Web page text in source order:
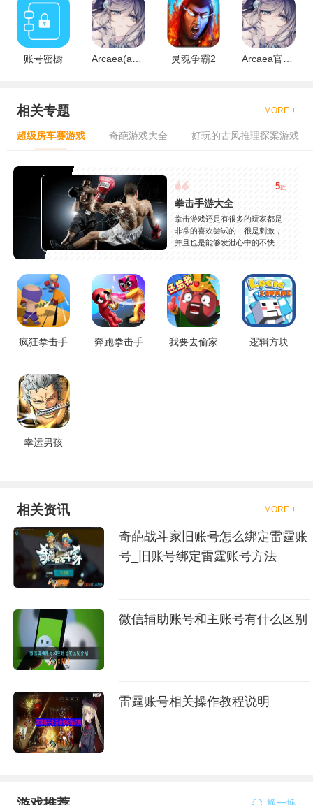
账号密橱 灵魂争霸2
相关专题 MORE +
超级房车赛游戏 奇葩游戏大全 好玩的古风推理探案游戏
5款
拳击手游大全
拳击游戏还是有很多的玩家都是
非常的喜欢尝试的，很是刺激，
并且也是能够发泄心中的不快
是一些格斗的游戏，其实是非常
的有趣，也是相当的刺激的，游
戏中是有一些不同的场景都是能
够去进行体验的，我们也是能够
去刺激的进行对战的，小编现在
就是收集了一些有意思的拳击游
疯狂拳击手 奔跑拳击手 我要去偷家 逻辑方块
幸运男孩
相关资讯 MORE +
奇葩战斗家旧账号怎么绑定雷霆账
号_旧账号绑定雷霆账号方法
微信辅助账号和主账号有什么区别
雷霆账号相关操作教程说明
换一换